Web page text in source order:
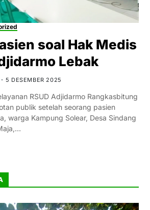
soal Hak Medis
Lebak
5 DESEMBER 2025
RSUD Adjidarmo Rangkasbitung
publik setelah seorang pasien
warga Kampung Solear, Desa Sindang